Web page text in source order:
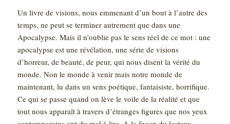
Un livre de visions, nous emmenant d’un bout à l’autre des
temps, ne peut se terminer autrement que dans une
Apocalypse. Mais il n’oublie pas le sens réel de ce mot : une
apocalypse est une révélation, une série de visions
d’horreur, de beauté, de peur, qui nous disent la vérité du
monde. Non le monde à venir mais notre monde de
maintenant, lu dans un sens poétique, fantaisiste, horrifique.
Ce qui se passe quand on lève le voile de la réalité et que
tout nous apparaît à travers d’étranges figures que nos yeux